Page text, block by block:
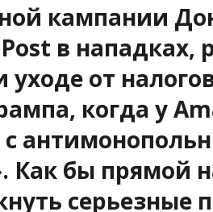
кампании
в нападках,
от
когда у
Как бы прямой
серьезные